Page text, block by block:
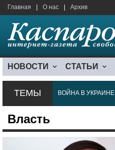
Главная О нас Архив
НОВОСТИ СТАТЬИ
ТЕМЫ ВОЙНА В УКРАИНЕ
Власть